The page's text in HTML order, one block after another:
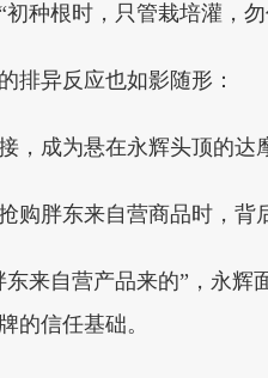
初种根时，只管栽培灌，
排异反应也如影随形：
，成为悬在永辉头顶的达
购胖东来自营商品时，背
东来自营产品来的”，永
的信任基础。